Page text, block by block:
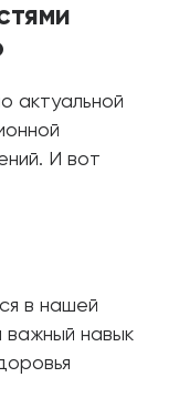
актуальной
И вот
в нашей
важный навык